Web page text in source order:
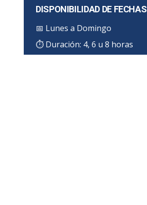
DISPONIBILIDAD DE FECHAS
📅 Lunes a Domingo
⏱ Duración: 4, 6 u 8 horas